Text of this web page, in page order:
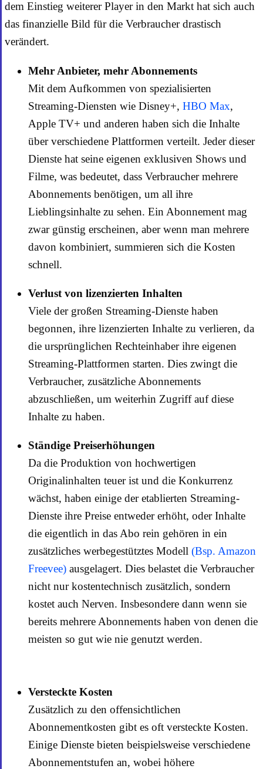
dem Einstieg weiterer Player in den Markt hat sich auch
das finanzielle Bild für die Verbraucher drastisch
verändert.
Mehr Anbieter, mehr Abonnements
Mit dem Aufkommen von spezialisierten
Streaming-Diensten wie Disney+, HBO Max,
Apple TV+ und anderen haben sich die Inhalte
über verschiedene Plattformen verteilt. Jeder dieser
Dienste hat seine eigenen exklusiven Shows und
Filme, was bedeutet, dass Verbraucher mehrere
Abonnements benötigen, um all ihre
Lieblingsinhalte zu sehen. Ein Abonnement mag
zwar günstig erscheinen, aber wenn man mehrere
davon kombiniert, summieren sich die Kosten
schnell.
Verlust von lizenzierten Inhalten
Viele der großen Streaming-Dienste haben
begonnen, ihre lizenzierten Inhalte zu verlieren, da
die ursprünglichen Rechteinhaber ihre eigenen
Streaming-Plattformen starten. Dies zwingt die
Verbraucher, zusätzliche Abonnements
abzuschließen, um weiterhin Zugriff auf diese
Inhalte zu haben.
Ständige Preiserhöhungen
Da die Produktion von hochwertigen
Originalinhalten teuer ist und die Konkurrenz
wächst, haben einige der etablierten Streaming-
Dienste ihre Preise entweder erhöht, oder Inhalte
die eigentlich in das Abo rein gehören in ein
zusätzliches werbegestütztes Modell (Bsp. Amazon
Freevee) ausgelagert. Dies belastet die Verbraucher
nicht nur kostentechnisch zusätzlich, sondern
kostet auch Nerven. Insbesondere dann wenn sie
bereits mehrere Abonnements haben von denen die
meisten so gut wie nie genutzt werden.
Versteckte Kosten
Zusätzlich zu den offensichtlichen
Abonnementkosten gibt es oft versteckte Kosten.
Einige Dienste bieten beispielsweise verschiedene
Abonnementstufen an, wobei höhere